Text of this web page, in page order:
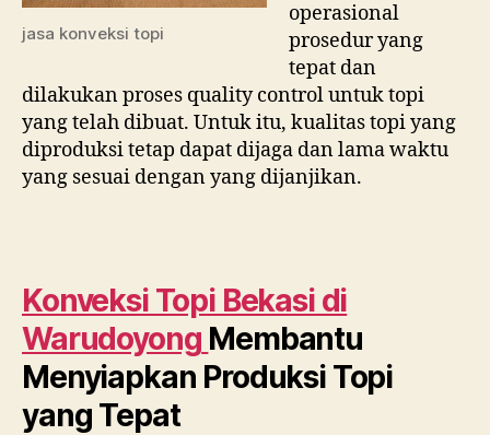
jasa konveksi topi
operasional
prosedur yang
tepat dan
dilakukan proses quality control untuk topi
yang telah dibuat. Untuk itu, kualitas topi yang
diproduksi tetap dapat dijaga dan lama waktu
yang sesuai dengan yang dijanjikan.
Konveksi Topi Bekasi di
Warudoyong Membantu
Menyiapkan Produksi Topi
yang Tepat